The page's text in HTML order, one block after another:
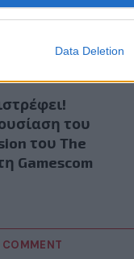
Data Deletion
του
του The
Gamescom
COMMENT